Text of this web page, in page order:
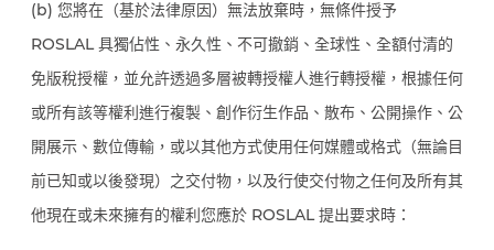
(b) 您將在（基於法律原因）無法放棄時，無條件授予
ROSLAL 具獨佔性、永久性、不可撤銷、全球性、全額付清的
免版稅授權，並允許透過多層被轉授權人進行轉授權，根據任何
或所有該等權利進行複製、創作衍生作品、散布、公開操作、公
開展示、數位傳輸，或以其他方式使用任何媒體或格式（無論目
前已知或以後發現）之交付物，以及行使交付物之任何及所有其
他現在或未來擁有的權利您應於 ROSLAL 提出要求時：